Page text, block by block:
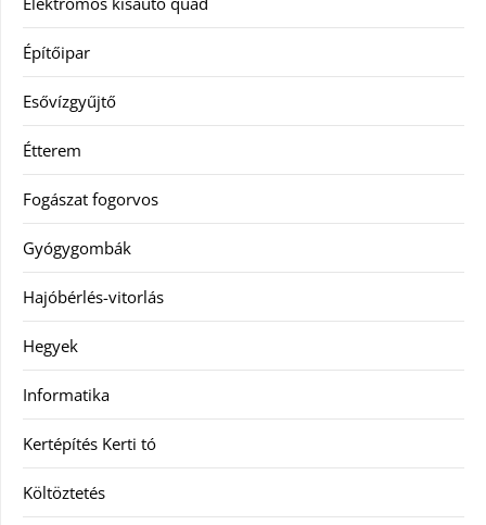
Építőipar
Esővízgyűjtő
Étterem
Fogászat fogorvos
Gyógygombák
Hajóbérlés-vitorlás
Hegyek
Informatika
Kertépítés Kerti tó
Költöztetés